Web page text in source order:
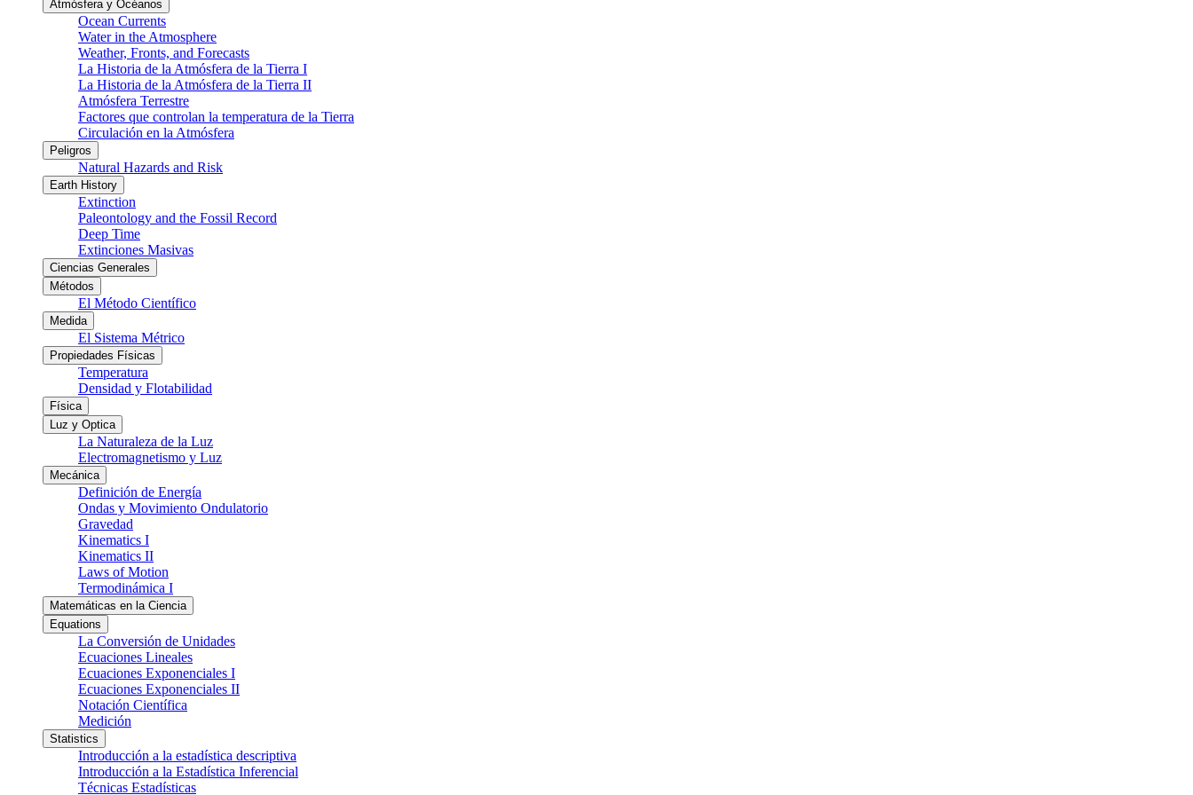
Atmósfera y Océanos
Ocean Currents
Water in the Atmosphere
Weather, Fronts, and Forecasts
La Historia de la Atmósfera de la Tierra I
La Historia de la Atmósfera de la Tierra II
Atmósfera Terrestre
Factores que controlan la temperatura de la Tierra
Circulación en la Atmósfera
Peligros
Natural Hazards and Risk
Earth History
Extinction
Paleontology and the Fossil Record
Deep Time
Extinciones Masivas
Ciencias Generales
Métodos
El Método Científico
Medida
El Sistema Métrico
Propiedades Físicas
Temperatura
Densidad y Flotabilidad
Física
Luz y Optica
La Naturaleza de la Luz
Electromagnetismo y Luz
Mecánica
Definición de Energía
Ondas y Movimiento Ondulatorio
Gravedad
Kinematics I
Kinematics II
Laws of Motion
Termodinámica I
Matemáticas en la Ciencia
Equations
La Conversión de Unidades
Ecuaciones Lineales
Ecuaciones Exponenciales I
Ecuaciones Exponenciales II
Notación Científica
Medición
Statistics
Introducción a la estadística descriptiva
Introducción a la Estadística Inferencial
Técnicas Estadísticas